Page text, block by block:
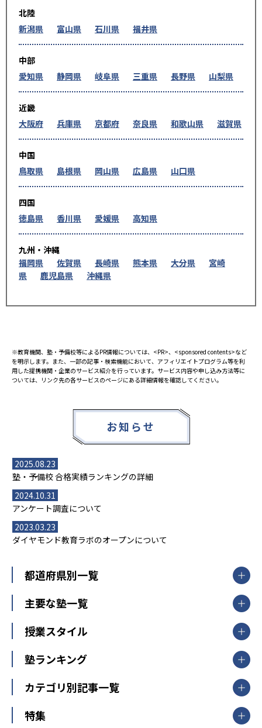
北陸
新潟県
富山県 石川県 福井県
中部
愛知県
静岡県 岐阜県 三重県 長野県 山梨県
近畿
大阪府
兵庫県 京都府 奈良県 和歌山県 滋賀県
中国
鳥取県
島根県 岡山県 広島県 山口県
四国
徳島県
香川県 愛媛県 高知県
九州・沖縄
福岡県
佐賀県 長崎県 熊本県 大分県
宮崎
県
鹿児島県 沖縄県
※教育機関、塾・予備校等によるPR情報については、<PR>、<sponsored contents>など
を明示します。また、一部の記事・検索機能において、アフィリエイトプログラム等を利
用した提携機関・企業のサービス紹介を行っています。サービス内容や申し込み方法等に
ついては、リンク先の各サービスのページにある詳細情報を確認してください。
お知らせ
2025.08.23
塾・予備校 合格実績ランキングの詳細
2024.10.31
アンケート調査について
2023.03.23
ダイヤモンド教育ラボのオープンについて
都道府県別一覧
北海道・東北
山形県
福島県
関東
東京都
神奈川県
茨城県
栃木県
群馬県
新潟県
主要な塾一覧
【掲載塾一覧を見る】
東京個別指導学院
明光義塾
個別教室のトライ
授業スタイル
個別指導
オンライン指導
塾ランキング
中学受験ランキング
カテゴリ別記事一覧
中学受験
特集